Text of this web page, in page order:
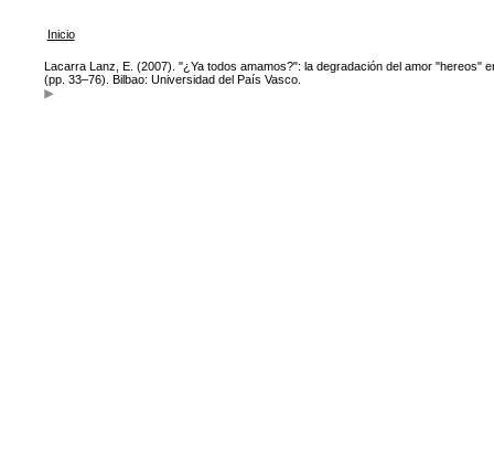
Inicio
Lacarra Lanz, E. (2007). "¿Ya todos amamos?": la degradación del amor "hereos"
(pp. 33–76). Bilbao: Universidad del País Vasco.